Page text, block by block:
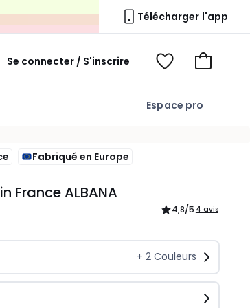
Télécharger l'app
Espace pro
Se connecter / S'inscrire
Mon
Voir
Voir
Fabriqué en Europe
France ALBANA
4,8/5 4 avis
+ 2Couleurs